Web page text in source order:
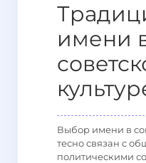
имени
Выбор имени в
тесно связан с
политическими